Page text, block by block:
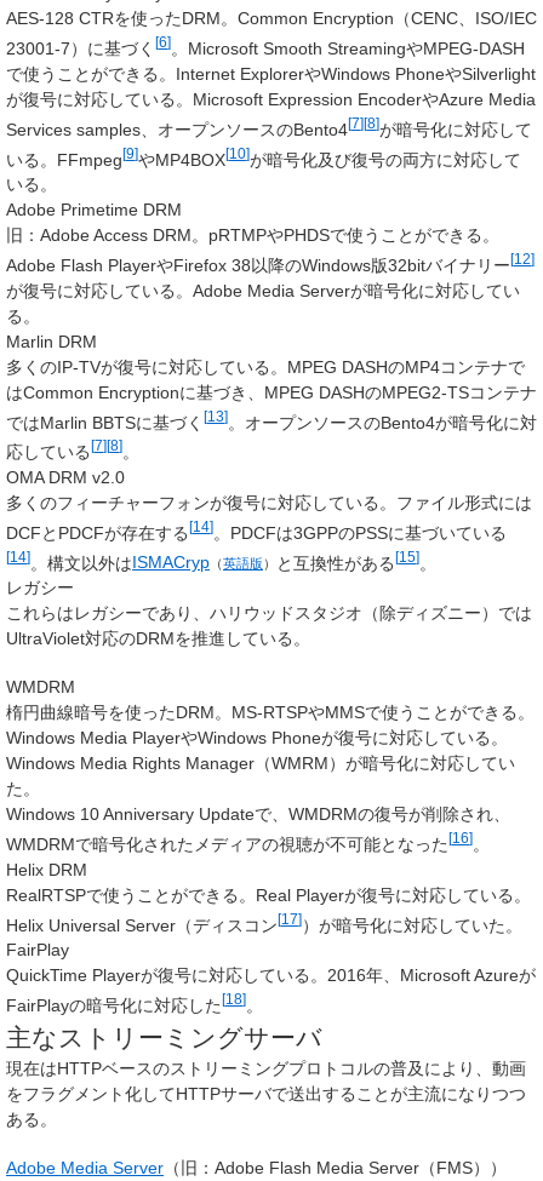
AES-128 CTRを使ったDRM。Common Encryption（CENC、ISO/IEC
23001-7）に基づく [6] 。Microsoft Smooth StreamingやMPEG-DASH
で使うことができる。Internet ExplorerやWindows PhoneやSilverlight
が復号に対応している。Microsoft Expression EncoderやAzure Media
Services samples、オープンソースのBento4[7][8]が暗号化に対応して
いる。FFmpeg[9]やMP4BOX[10]が暗号化及び復号の両方に対応して
いる。
Adobe Primetime DRM
旧：Adobe Access DRM。pRTMPやPHDSで使うことができる。
Adobe Flash PlayerやFirefox 38以降のWindows版32bitバイナリー[12]
が復号に対応している。Adobe Media Serverが暗号化に対応してい
る。
Marlin DRM
多くのIP-TVが復号に対応している。MPEG DASHのMP4コンテナで
はCommon Encryptionに基づき、MPEG DASHのMPEG2-TSコンテナ
ではMarlin BBTSに基づく [13]。オープンソースのBento4が暗号化に対
応している [7][8] 。
OMA DRM v2.0
多くのフィーチャーフォンが復号に対応している。ファイル形式には
DCFとPDCFが存在する [14] 。PDCFは3GPPのPSSに基づいている
[14]。構文以外はISMACryp （英語版 ） と互換性がある[15]。
レガシー
これらはレガシーであり、ハリウッドスタジオ（除ディズニー）では
UltraViolet対応のDRMを推進している。
WMDRM
楕円曲線暗号を使ったDRM。MS-RTSPやMMSで使うことができる。
Windows Media PlayerやWindows Phoneが復号に対応している。
Windows Media Rights Manager（WMRM）が暗号化に対応してい
た。
Windows 10 Anniversary Updateで、WMDRMの復号が削除され、
WMDRMで暗号化されたメディアの視聴が不可能となった[16]。
Helix DRM
RealRTSPで使うことができる。Real Playerが復号に対応している。
Helix Universal Server（ディスコン[17]）が暗号化に対応していた。
FairPlay
QuickTime Playerが復号に対応している。2016年、Microsoft Azureが
FairPlayの暗号化に対応した [18] 。
主なストリーミングサーバ
現在はHTTPベースのストリーミングプロトコルの普及により、動画
をフラグメント化してHTTPサーバで送出することが主流になりつつ
ある。
Adobe Media Server （旧：Adobe Flash Media Server（FMS））